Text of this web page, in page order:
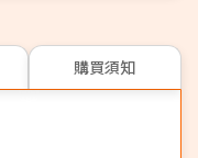
購買須知